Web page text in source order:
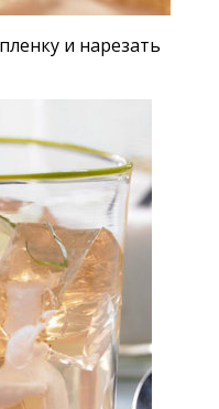
и нарезать